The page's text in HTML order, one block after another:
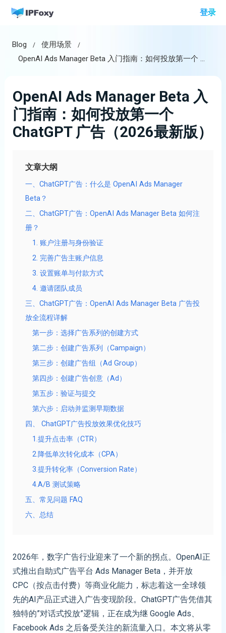
登录
Blog
使用场景
OpenAI Ads Manager Beta 入门指南：如何投放第一个 ChatGPT 广告（2026最新版）
OpenAI Ads Manager Beta 入
门指南：如何投放第一个
ChatGPT 广告（2026最新版）
文章大纲
一、ChatGPT广告：什么是 OpenAI Ads Manager
Beta？
二、ChatGPT广告：OpenAI Ads Manager Beta 如何注
册？
1. 账户注册与身份验证
2. 完善广告主账户信息
3. 设置账单与付款方式
4. 邀请团队成员
三、ChatGPT广告：OpenAI Ads Manager Beta 广告投
放全流程详解
第一步：选择广告系列的创建方式
第二步：创建广告系列（Campaign）
第三步：创建广告组（Ad Group）
第四步：创建广告创意（Ad）
第五步：验证与提交
第六步：启动并监测早期数据
四、 ChatGPT广告投放效果优化技巧
1.提升点击率（CTR）
2.降低单次转化成本（CPA）
3.提升转化率（Conversion Rate）
4.A/B 测试策略
五、常见问题 FAQ
六、总结
2026年，数字广告行业迎来了一个新的拐点。OpenAI正
式推出自助式广告平台 Ads Manager Beta，并开放
CPC（按点击付费）等商业化能力，标志着这一全球领
先的AI产品正式进入广告变现阶段。ChatGPT广告凭借其
独特的”对话式投放”逻辑，正在成为继 Google Ads、
Facebook Ads 之后备受关注的新流量入口。本文将从零